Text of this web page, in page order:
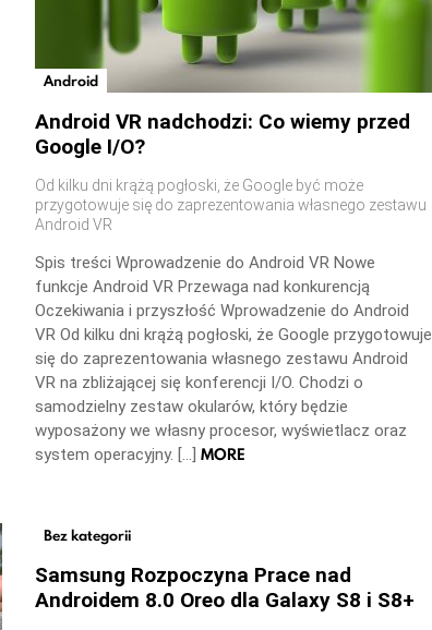
Android
Android VR nadchodzi: Co wiemy przed
Google I/O?
Od kilku dni krążą pogłoski, że Google być może
przygotowuje się do zaprezentowania własnego zestawu
Android VR
Spis treści Wprowadzenie do Android VR Nowe
funkcje Android VR Przewaga nad konkurencją
Oczekiwania i przyszłość Wprowadzenie do Android
VR Od kilku dni krążą pogłoski, że Google przygotowuje
się do zaprezentowania własnego zestawu Android
VR na zbliżającej się konferencji I/O. Chodzi o
samodzielny zestaw okularów, który będzie
wyposażony we własny procesor, wyświetlacz oraz
system operacyjny. […] MORE
Bez kategorii
Samsung Rozpoczyna Prace nad
Androidem 8.0 Oreo dla Galaxy S8 i S8+